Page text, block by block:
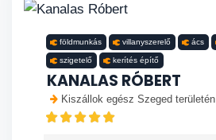
földmunkás villanyszerelő ács
szigetelő kerítés építő
KANALAS RÓBERT
Kiszállok egész Szeged területén